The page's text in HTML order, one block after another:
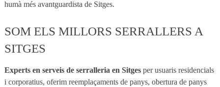
humà més avantguardista de Sitges.
SOM ELS MILLORS SERRALLERS A
SITGES
Experts en serveis de serralleria en Sitgesper usuaris residencials
i corporatius, oferim reemplaçaments de panys, obertura de panys